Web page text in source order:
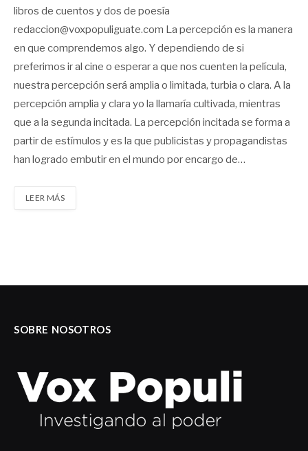
libros de cuentos y dos de poesía
redaccion@voxpopuliguate.com La percepción es la manera
en que comprendemos algo. Y dependiendo de si
preferimos ir al cine o esperar a que nos cuenten la película,
nuestra percepción será amplia o limitada, turbia o clara. A la
percepción amplia y clara yo la llamaría cultivada, mientras
que a la segunda incitada. La percepción incitada se forma a
partir de estímulos y es la que publicistas y propagandistas
han logrado embutir en el mundo por encargo de…
LEER MÁS
SOBRE NOSOTROS